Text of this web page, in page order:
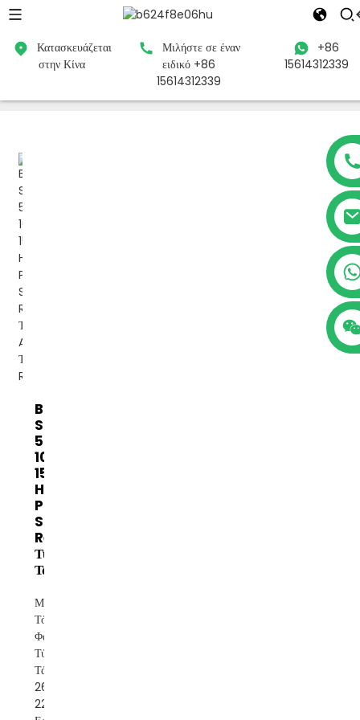
Κατασκευάζεται
στην Κίνα
Μιλήστε σε έναν
ειδικό +86
15614312339
+86
15614312339
Προϊόντα Σταθεροποιητής τάσης
Ρυθμιστής τάσης
Banatton
SRW
500VA
1000VA
1500VA
Home
Portable
Socket
Relay
Τύπος AC
Τάση R...
Μάρκα: Banatton
Τόπος προέλευσης: Κίνα
Φάση: Μονοφασικός
Τύπος ρεύματος: AC
Τάση εισόδου: 140-
260VAC Τάση εξόδου:
220V±8% Τύπος: Ρελέ